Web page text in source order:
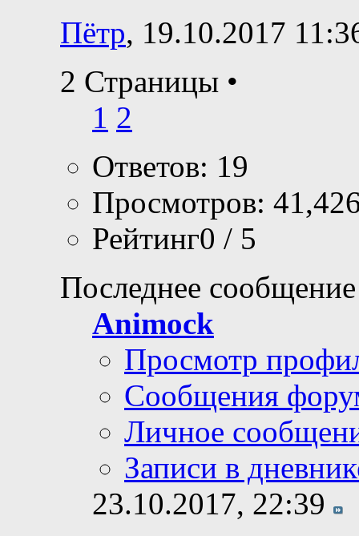
Пётр, 19.10.2017
2 Страницы •
1 2
Ответов: 19
Просмотров:
Рейтинг0 / 5
Последнее
Animock
Просмотр
Сообщения
Личное
Записи в
23.10.2017, 22:39